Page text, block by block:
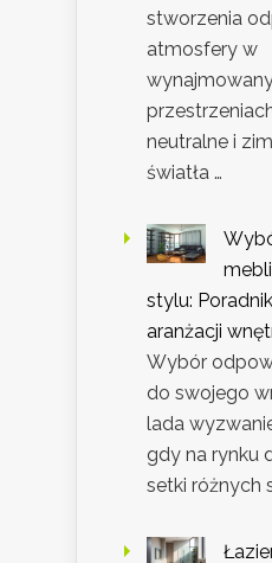
stworzenia
atmosfery w
neutralne i
światła …
stylu:
aranżacji
Wybór
do swojego
lada
gdy na rynku
setki różnych